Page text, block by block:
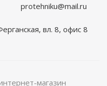
protehniku@mail.ru
вл. 8, офис 8
магазин